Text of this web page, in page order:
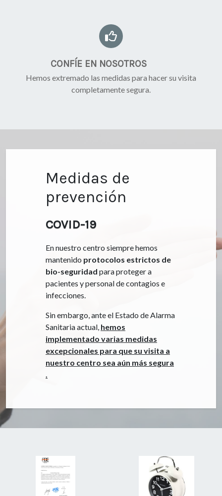
CONFÍE EN NOSOTROS
Hemos extremado las medidas para hacer su visita
completamente segura.
Medidas de
prevención
COVID-19
En nuestro centro siempre hemos
mantenido protocolos estrictos de
bio-seguridad para proteger a
pacientes y personal de contagios e
infecciones.
Sin embargo, ante el Estado de Alarma
Sanitaria actual, hemos
implementado varias medidas
excepcionales para que su visita a
nuestro centro sea aún más segura